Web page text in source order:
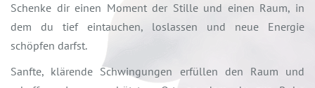
Schenke dir einen Moment der Stille und einen Raum, in
dem du tief eintauchen, loslassen und neue Energie
schöpfen darfst.
Sanfte, klärende Schwingungen erfüllen den Raum und